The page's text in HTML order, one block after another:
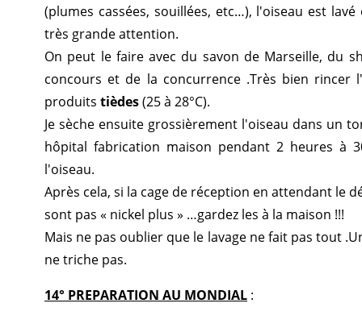
(plumes cassées, souillées, etc…), l'oiseau est
très grande attention.
On peut le faire avec du savon de Marseille, du
concours et de la concurrence .Très bien
produits tièdes(25 à 28°C).
Je sèche ensuite grossièrement l'oiseau dans un
hôpital fabrication maison pendant 2 heures à
l'oiseau.
Après cela, si la cage de réception en attendant le
sont pas « nickel plus » …gardez les à la maison !!!
Mais ne pas oublier que le lavage ne fait pas tout
ne triche pas.
14° PREPARATION AU MONDIAL :